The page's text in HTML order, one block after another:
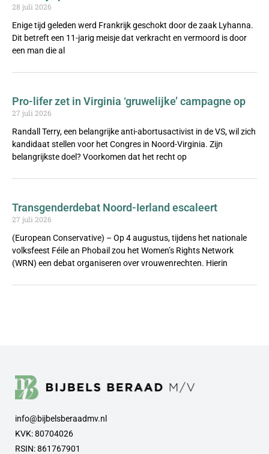
28 juli 2026
Enige tijd geleden werd Frankrijk geschokt door de zaak Lyhanna.
Dit betreft een 11-jarig meisje dat verkracht en vermoord is door
een man die al
Pro-lifer zet in Virginia ‘gruwelijke’ campagne op
27 juli 2026
Randall Terry, een belangrijke anti-abortusactivist in de VS, wil zich
kandidaat stellen voor het Congres in Noord-Virginia. Zijn
belangrijkste doel? Voorkomen dat het recht op
Transgenderdebat Noord-Ierland escaleert
27 juli 2026
(European Conservative) – Op 4 augustus, tijdens het nationale
volksfeest Féile an Phobail zou het Women’s Rights Network
(WRN) een debat organiseren over vrouwenrechten. Hierin
info@bijbelsberaadmv.nl
KVK: 80704026
RSIN: 861767901